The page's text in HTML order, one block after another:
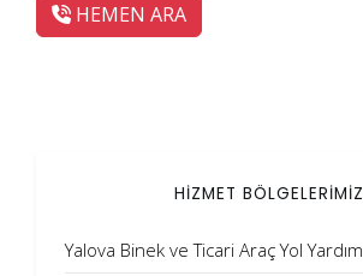
HEMEN ARA
HİZMET BÖLGELERİMİZ
Yalova Binek ve Ticari Araç Yol Yardım